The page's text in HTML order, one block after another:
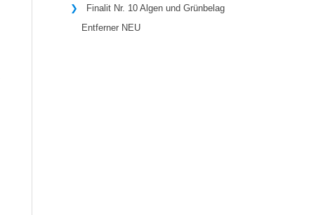
Finalit Nr. 10 Algen und Grünbelag
Entferner NEU